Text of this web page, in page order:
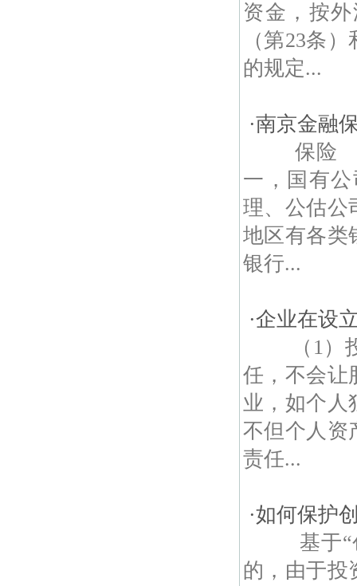
资金，按
（第23条
的规定...
·南京金融
保险 南
一，国有
理、公估
地区有各类
银行...
·企业在设
（1）投
任，不会让
业，如个人
不但个人资
责任...
·如何保护
基于“创
的，由于投